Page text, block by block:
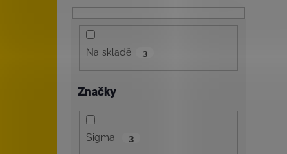
Na skladě 3
Značky
Sigma 3